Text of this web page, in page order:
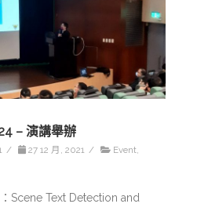
– 演講舉辦
/ 27 12 月, 2021 / Event
Text Detection and